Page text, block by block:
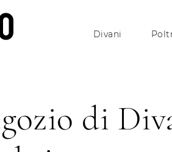
Divani
di